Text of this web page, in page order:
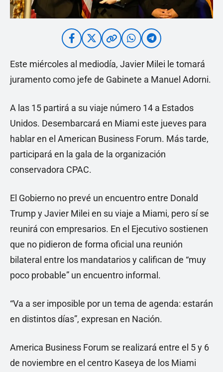
Este miércoles al mediodía, Javier Milei le tomará
juramento como jefe de Gabinete a Manuel Adorni.
A las 15 partirá a su viaje número 14 a Estados
Unidos. Desembarcará en Miami este jueves para
hablar en el American Business Forum. Más tarde,
participará en la gala de la organización
conservadora CPAC.
El Gobierno no prevé un encuentro entre Donald
Trump y Javier Milei en su viaje a Miami, pero sí se
reunirá con empresarios. En el Ejecutivo sostienen
que no pidieron de forma oficial una reunión
bilateral entre los mandatarios y califican de “muy
poco probable” un encuentro informal.
“Va a ser imposible por un tema de agenda: estarán
en distintos días”, expresan en Nación.
America Business Forum se realizará entre el 5 y 6
de noviembre en el centro Kaseya de los Miami